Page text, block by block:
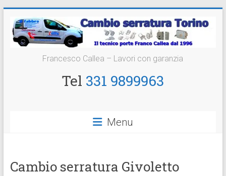
contenuto
Cambio
Serratura
Francesco Callea – Lavori con garanzia
Tel 331 9899963
Menu
Cambio serratura Givoletto